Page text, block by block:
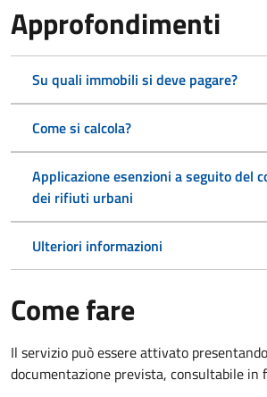
Approfondimenti
Su quali immobili si deve pagare?
Come si calcola?
Applicazione esenzioni a seguito del
dei rifiuti urbani
Ulteriori informazioni
Come fare
Il servizio può essere attivato
documentazione prevista, consultabile in